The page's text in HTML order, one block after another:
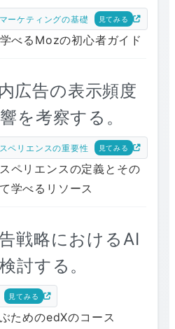
ーケティングの基礎 見てみる
べるMozの初心者ガイド
広告の表示頻度
を考察する。
ペリエンスの重要性 見てみる
ペリエンスの定義とその
学べるリソース
戦略におけるAI
討する。
見てみる
ためのedXのコース